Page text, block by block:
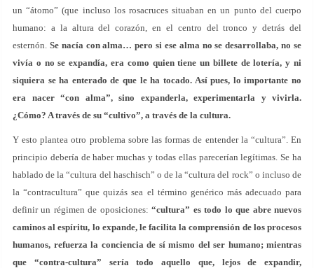
un “átomo” (que incluso los rosacruces situaban en un punto del cuerpo
humano: a la altura del corazón, en el centro del tronco y detrás del
esternón. Se nacía con alma… pero si ese alma no se desarrollaba, no se
vivía o no se expandía, era como quien tiene un billete de lotería, y ni
siquiera se ha enterado de que le ha tocado. Así pues, lo importante no
era nacer “con alma”, sino expanderla, experimentarla y vivirla.
¿Cómo? A través de su “cultivo”, a través de la cultura.
Y esto plantea otro problema sobre las formas de entender la “cultura”. En
principio debería de haber muchas y todas ellas parecerían legítimas. Se ha
hablado de la “cultura del haschisch” o de la “cultura del rock” o incluso de
la “contracultura” que quizás sea el término genérico más adecuado para
definir un régimen de oposiciones:“cultura” es todo lo que abre nuevos
caminos al espíritu, lo expande, le facilita la comprensión de los procesos
humanos, refuerza la conciencia de sí mismo del ser humano; mientras
que “contra-cultura” sería todo aquello que, lejos de expandir,